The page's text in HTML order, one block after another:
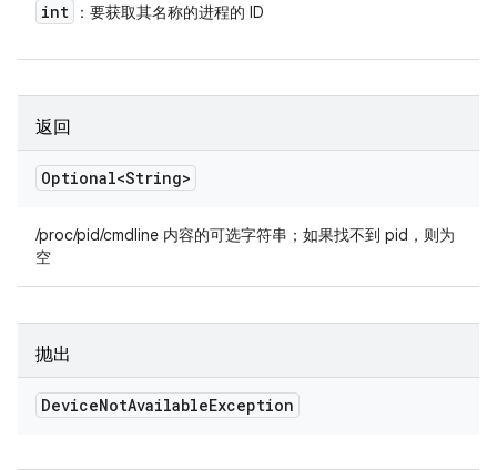
int ：要获取其名称的进程的 ID
返回
Optional<String>
/proc/pid/cmdline 内容的可选字符串；如果找不到 pid，则为
空
抛出
DeviceNotAvailableException